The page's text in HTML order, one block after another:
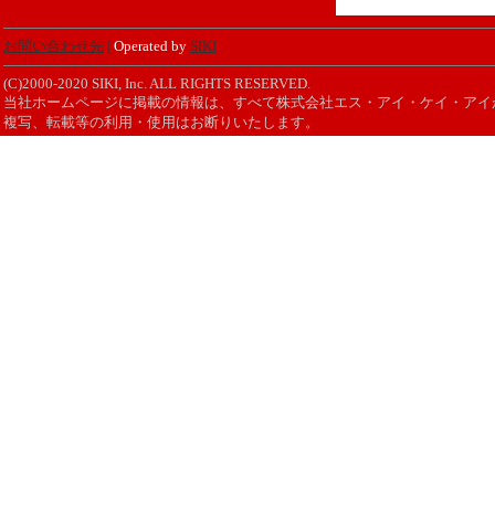
お問い合わせ先 Operated by SIKI
(C)2000-2020 SIKI, Inc. ALL RIGHTS RESERVED.
当社ホームページに掲載の情報は、すべて株式会社エス・アイ・ケイ・ア
複写、転載等の利用・使用はお断りいたします。